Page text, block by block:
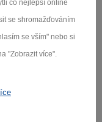
co nejlepší online
se shromažďováním
se vším" nebo si
"Zobrazit více".